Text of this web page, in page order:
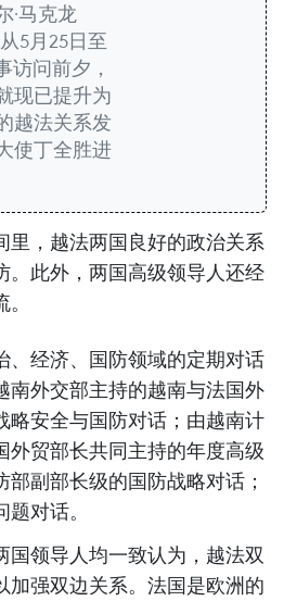
·马克龙
5月25日至
访问前夕，
现已提升为
越法关系发
使丁全胜进
里，越法两国良好的政治关系
。此外，两国高级领导人还经
、经济、国防领域的定期对话
南外交部主持的越南与法国外
略安全与国防对话；由越南计
外贸部长共同主持的年度高级
副部长级的国防战略对话；
对话。
国领导人均一致认为，越法双
加强双边关系。法国是欧洲的